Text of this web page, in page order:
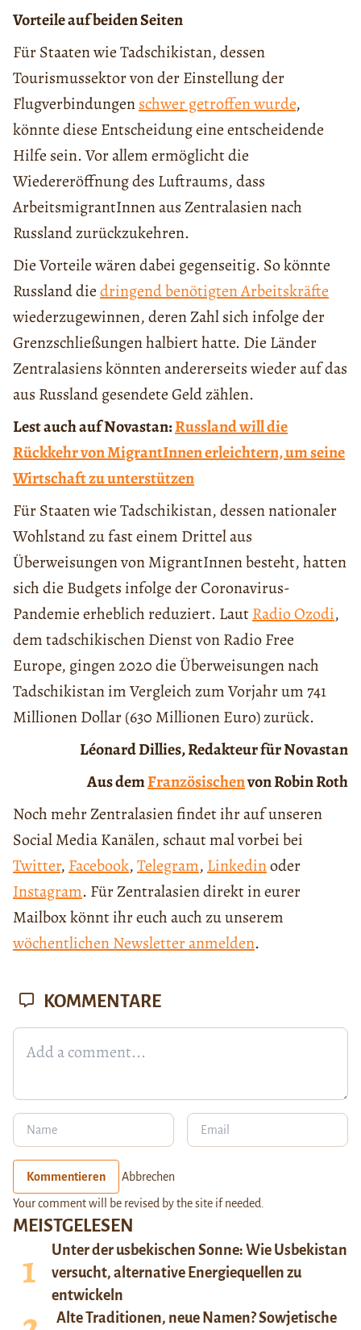
Vorteile auf beiden Seiten
Für Staaten wie Tadschikistan, dessen
Tourismussektor von der Einstellung der
Flugverbindungenschwer getroffen wurde,
könnte diese Entscheidung eine entscheidende
Hilfe sein. Vor allem ermöglicht die
Wiedereröffnung des Luftraums, dass
ArbeitsmigrantInnen aus Zentralasien nach
Russland zurückzukehren.
Die Vorteile wären dabei gegenseitig. So könnte
Russland diedringend benötigten Arbeitskräfte
wiederzugewinnen, deren Zahl sich infolge der
Grenzschließungen halbiert hatte. Die Länder
Zentralasiens könnten andererseits wieder auf das
aus Russland gesendete Geld zählen.
Lest auch auf Novastan:Russland will die
Rückkehr von MigrantInnen erleichtern, um seine
Wirtschaft zu unterstützen
Für Staaten wie Tadschikistan, dessen nationaler
Wohlstand zu fast einem Drittel aus
Überweisungen von MigrantInnen besteht, hatten
sich die Budgets infolge der Coronavirus-
Pandemie erheblich reduziert. LautRadio Ozodi,
dem tadschikischen Dienst von Radio Free
Europe, gingen 2020 die Überweisungen nach
Tadschikistan im Vergleich zum Vorjahr um 741
Millionen Dollar (630 Millionen Euro) zurück.
Léonard Dillies, Redakteur für Novastan
Aus demFranzösischenvon Robin Roth
Noch mehr Zentralasien findet ihr auf unseren
Social Media Kanälen, schaut mal vorbei bei
Twitter, Facebook,Telegram, Linkedinoder
Instagram. Für Zentralasien direkt in eurer
Mailbox könnt ihr euch auch zu unserem
wöchentlichen Newsletter anmelden.
MEISTGELESEN
Unter der usbekischen Sonne: Wie Usbekistan
versucht, alternative Energiequellen zu
entwickeln
Alte Traditionen, neue Namen? Sowjetische
KOMMENTARE
Kommentieren Abbrechen
Your comment will be revised by the site if needed.